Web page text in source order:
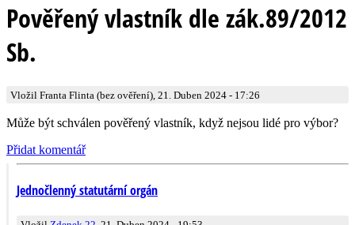
Pověřený vlastník dle zák.89/2012
Sb.
Vložil Franta Flinta (bez ověření), 21. Duben 2024 - 17:26
Může být schválen pověřený vlastník, když nejsou lidé pro výbor?
Přidat komentář
Jednočlenný statutární orgán